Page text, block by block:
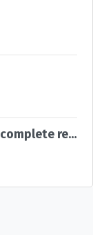
LEKTURAMA DONALD DUCK complete reeks ( 34 delen) NIEUW